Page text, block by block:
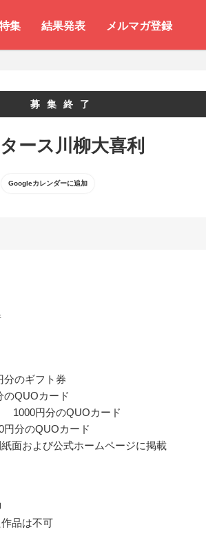
集 結果発表 メルマガ登録
募集終了
ース川柳大喜利
Googleカレンダーに追加
のギフト券
QUOカード
1000円分のQUOカード
分のQUOカード
面および公式ホームページに掲載
品は不可